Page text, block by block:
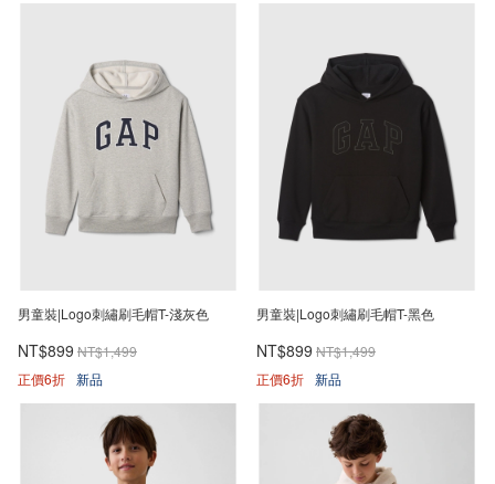
男童裝|Logo刺繡刷毛帽T-淺灰色
NT$899 NT$1,499
正價6折 新品
男童裝|Logo刺繡刷毛帽T-黑色
NT$899 NT$1,499
正價6折 新品